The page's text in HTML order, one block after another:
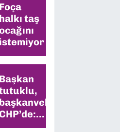
Foça
halkı taş
istemiyor
Başkan
başkanvekili